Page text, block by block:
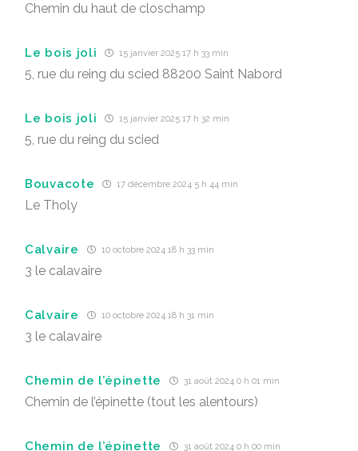
Chemin du haut de closchamp
Le bois joli 15 janvier 2025 17 h 33 min
5, rue du reing du scied 88200 Saint Nabord
Le bois joli 15 janvier 2025 17 h 32 min
5, rue du reing du scied
Bouvacote 17 décembre 2024 5 h 44 min
Le Tholy
Calvaire 10 octobre 2024 18 h 33 min
3 le calavaire
Calvaire 10 octobre 2024 18 h 31 min
3 le calavaire
Chemin de l’épinette 31 août 2024 0 h 01 min
Chemin de l’épinette (tout les alentours)
Chemin de l’épinette 31 août 2024 0 h 00 min